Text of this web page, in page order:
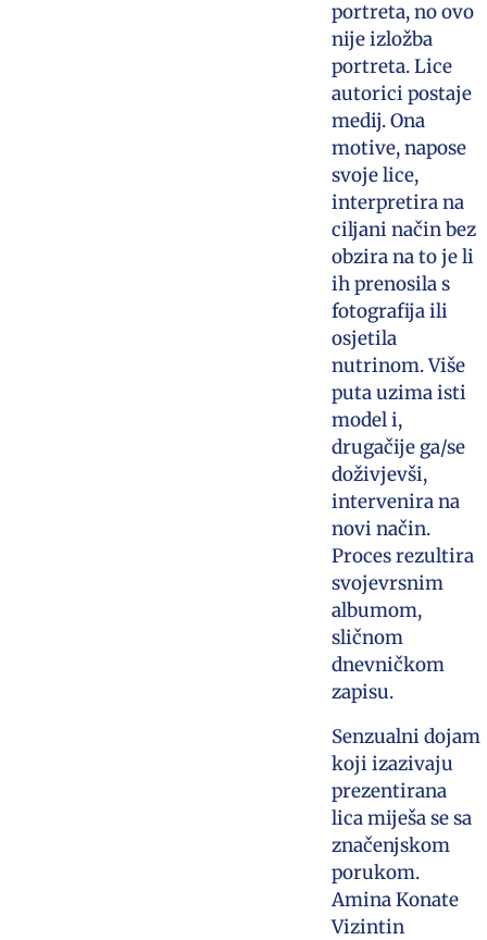
portreta, no ovo
nije izložba
portreta. Lice
autorici postaje
medij. Ona
motive, napose
svoje lice,
interpretira na
ciljani način bez
obzira na to je li
ih prenosila s
fotografija ili
osjetila
nutrinom. Više
puta uzima isti
model i,
drugačije ga/se
doživjevši,
intervenira na
novi način.
Proces rezultira
svojevrsnim
albumom,
sličnom
dnevničkom
zapisu.
Senzualni dojam
koji izazivaju
prezentirana
lica miješa se sa
značenjskom
porukom.
Amina Konate
Vizintin